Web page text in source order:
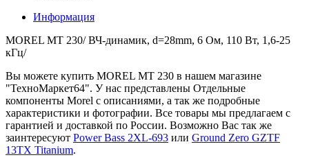
Информация
MOREL MT 230/ ВЧ-динамик, d=28mm, 6 Ом, 110 Вт, 1,6-25
кГц/
Вы можете купить MOREL MT 230 в нашем магазине
"ТехноМаркет64". У нас представлены Отдельные
компоненты Morel с описаниями, а так же подробные
характеристики и фотографии. Все товары мы предлагаем с
гарантией и доставкой по России. Возможно Вас так же
заинтересуют Power Bass 2XL-693 или Ground Zero GZTF
13TX Titanium.